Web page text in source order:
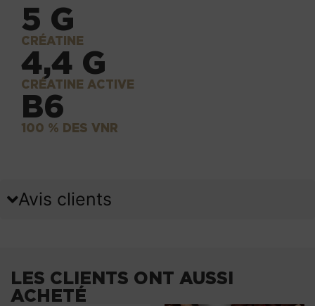
5 G
CRÉATINE
4,4 G
CRÉATINE ACTIVE
B6
100 % DES VNR
Avis clients
LES CLIENTS ONT AUSSI
ACHETÉ